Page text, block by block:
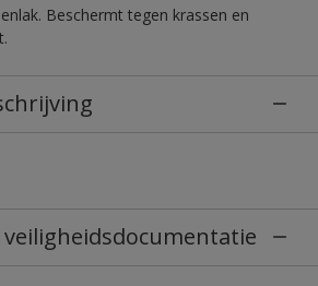
Beschermt tegen krassen en